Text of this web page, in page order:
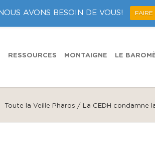
RESSOURCES MONTAIGNE LE
Toute la Veille Pharos / La CEDH condamne
AVONS BESOIN DE VOUS!